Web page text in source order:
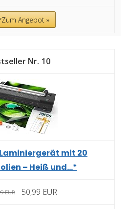
Angebot »
10
mit 20
– Heiß und...*
EUR 50,99 EUR